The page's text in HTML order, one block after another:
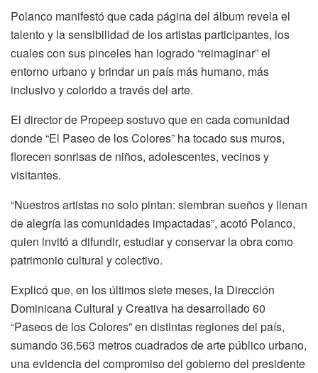
Polanco manifestó que cada página del álbum revela el
talento y la sensibilidad de los artistas participantes, los
cuales con sus pinceles han logrado “reimaginar” el
entorno urbano y brindar un país más humano, más
inclusivo y colorido a través del arte.
El director de Propeep sostuvo que en cada comunidad
donde “El Paseo de los Colores” ha tocado sus muros,
florecen sonrisas de niños, adolescentes, vecinos y
visitantes.
“Nuestros artistas no solo pintan: siembran sueños y llenan
de alegría las comunidades impactadas”, acotó Polanco,
quien invitó a difundir, estudiar y conservar la obra como
patrimonio cultural y colectivo.
Explicó que, en los últimos siete meses, la Dirección
Dominicana Cultural y Creativa ha desarrollado 60
“Paseos de los Colores” en distintas regiones del país,
sumando 36,563 metros cuadrados de arte público urbano,
una evidencia del compromiso del gobierno del presidente